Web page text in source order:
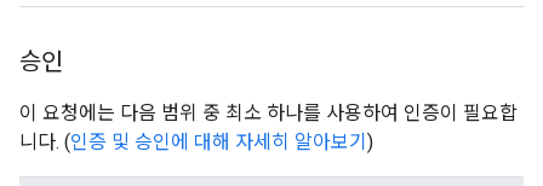
승인
이 요청에는 다음 범위 중 최소 하나를 사용하여 인증이 필요합
니다. (인증 및 승인에 대해 자세히 알아보기 )